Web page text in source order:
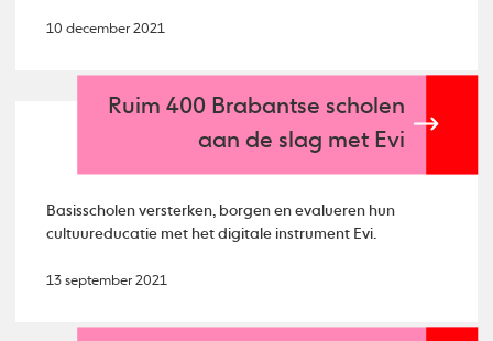
10 december 2021
Ruim 400 Brabantse scholen
aan de slag met Evi
Basisscholen versterken, borgen en evalueren hun
cultuureducatie met het digitale instrument Evi.
13 september 2021